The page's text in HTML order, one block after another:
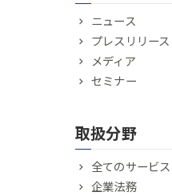
ニュース
プレスリリース
メディア
セミナー
取扱分野
全てのサービス
企業法務